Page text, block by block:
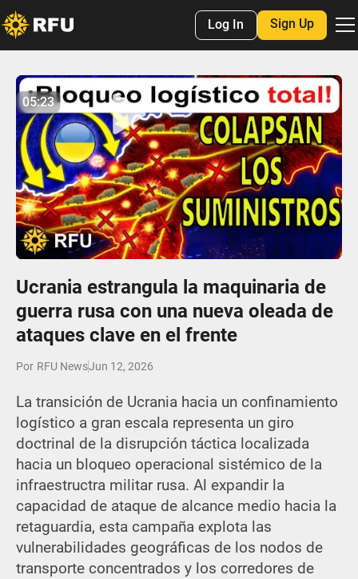
Log In Sign Up
Play
05:22
Mute Settings
Enter
No items found.
05:23
Ucrania estrangula la maquinaria de
guerra rusa con una nueva oleada de
ataques clave en el frente
Por RFU NewsJun 12, 2026
La transición de Ucrania hacia un confinamiento
logístico a gran escala representa un giro
doctrinal de la disrupción táctica localizada
hacia un bloqueo operacional sistémico de la
infraestructra militar rusa. Al expandir la
capacidad de ataque de alcance medio hacia la
retaguardia, esta campaña explota las
vulnerabilidades geográficas de los nodos de
transporte concentrados y los corredores de